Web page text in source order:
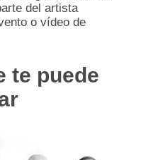
del artista
o vídeo de
te puede